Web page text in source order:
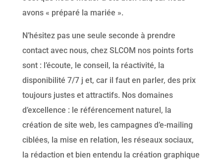
avons « préparé la mariée ».
N’hésitez pas une seule seconde à prendre
contact avec nous, chez SLCOM nos points forts
sont : l’écoute, le conseil, la réactivité, la
disponibilité 7/7 j et, car il faut en parler, des prix
toujours justes et attractifs. Nos domaines
d’excellence : le référencement naturel, la
création de site web, les campagnes d’e-mailing
ciblées, la mise en relation, les réseaux sociaux,
la rédaction et bien entendu la création graphique